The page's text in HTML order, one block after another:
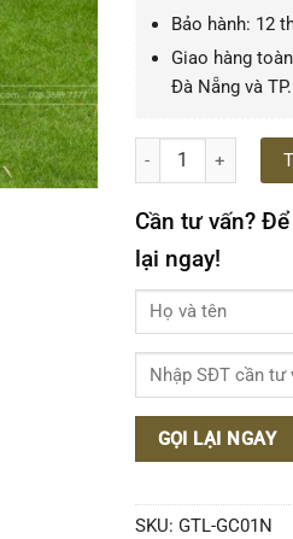
Bảo hành: 12
Giao hàng
Đà Nẵng và
Ghế cafe ngoài trời
Cần tư vấn?
lại ngay!
SKU: GTL-GC01N